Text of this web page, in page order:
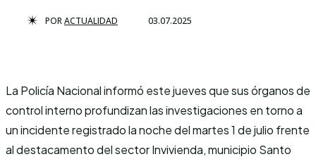
PORACTUALIDAD 03.07.2025
La Policía Nacional informó este jueves que sus órganos de
control interno profundizan las investigaciones en torno a
un incidente registrado la noche del martes 1 de julio frente
al destacamento del sector Invivienda, municipio Santo